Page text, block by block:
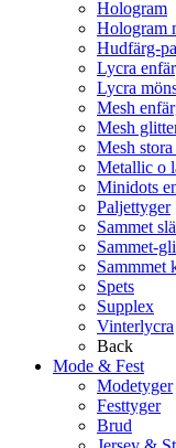
Hologram
Hologram
Hudfärg-
Lycra
Lycra
Mesh
Mesh
Mesh
Metallic o
Minidots
Paljettyger
Sammet
Sammet-
Sammmet
Spets
Supplex
Vinterlycra
Back
Mode & Fest
Modetyger
Festtyger
Brud